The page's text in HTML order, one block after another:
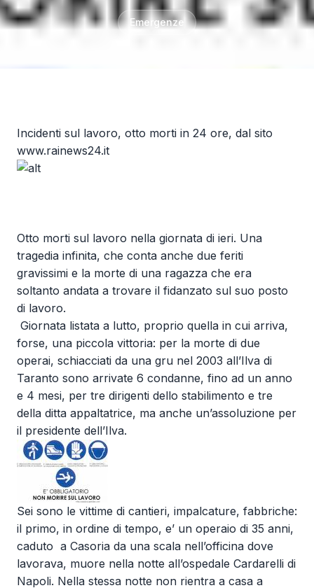
Emergenze
Incidenti sul lavoro, otto morti in 24 ore, dal sito
www.rainews24.it
Otto morti sul lavoro nella giornata di ieri. Una
tragedia infinita, che conta anche due feriti
gravissimi e la morte di una ragazza che era
soltanto andata a trovare il fidanzato sul suo posto
di lavoro.
Giornata listata a lutto, proprio quella in cui arriva,
forse, una piccola vittoria: per la morte di due
operai, schiacciati da una gru nel 2003 all’Ilva di
Taranto sono arrivate 6 condanne, fino ad un anno
e 4 mesi, per tre dirigenti dello stabilimento e tre
della ditta appaltatrice, ma anche un’assoluzione per
il presidente dell’Ilva.
Sei sono le vittime di cantieri, impalcature, fabbriche:
il primo, in ordine di tempo, e’ un operaio di 35 anni,
caduto a Casoria da una scala nell’officina dove
lavorava, muore nella notte all’ospedale Cardarelli di
Napoli. Nella stessa notte non rientra a casa a